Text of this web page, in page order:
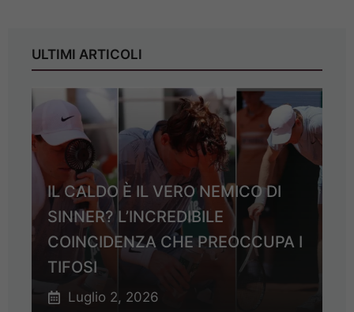
ULTIMI ARTICOLI
IL CALDO È IL VERO NEMICO DI
SINNER? L’INCREDIBILE
COINCIDENZA CHE PREOCCUPA I
TIFOSI
Luglio 2, 2026